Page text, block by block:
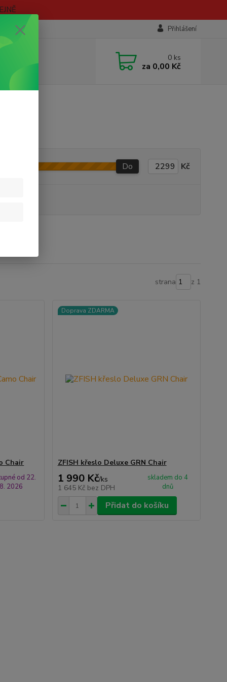
Přihlášení
0 ks
za 0,00 Kč
Do Kč
strana z 1
Chair
od 22.
8. 2026
Doprava ZDARMA
ZFISH křeslo Deluxe GRN Chair
1 990 Kč/ks
1 645 Kč bez DPH
skladem do 4
dnů
Přidat do košíku